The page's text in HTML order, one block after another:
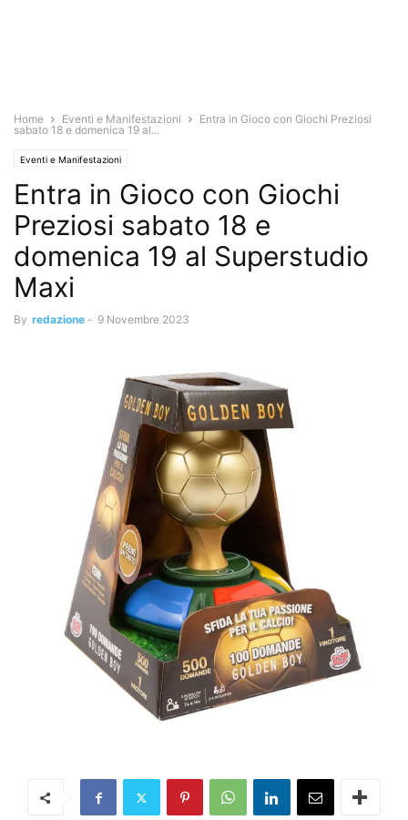
Home Eventi e Manifestazioni
Entra in Gioco con Giochi Preziosi
sabato 18 e domenica 19 al...
Eventi e Manifestazioni
Entra in Gioco con Giochi
Preziosi sabato 18 e
domenica 19 al Superstudio
Maxi
By redazione - 9 Novembre 2023